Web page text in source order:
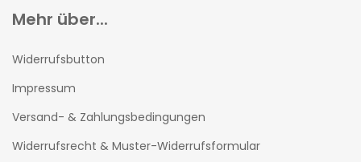
Mehr über...
Widerrufsbutton
Impressum
Versand- & Zahlungsbedingungen
Widerrufsrecht & Muster-Widerrufsformular